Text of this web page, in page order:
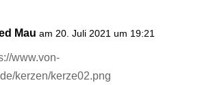
Mau am 20. Juli 2021 um 19:21